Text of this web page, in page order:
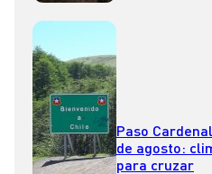
Paso
de agosto:
para cruzar